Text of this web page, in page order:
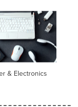
& Electronics